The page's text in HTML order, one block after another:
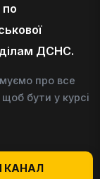
ДСНС.
про все
бути у курсі
КАНАЛ